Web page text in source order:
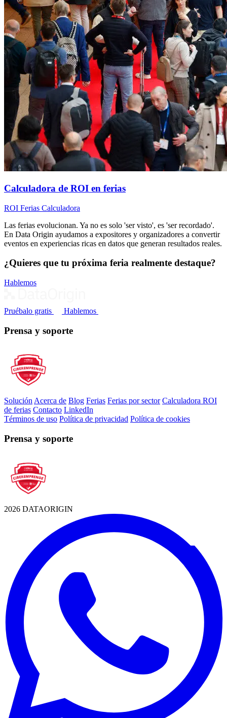
Calculadora de ROI en ferias
ROI Ferias Calculadora
Las ferias evolucionan. Ya no es solo 'ser visto', es 'ser recordado'.
En Data Origin ayudamos a expositores y organizadores a convertir
eventos en experiencias ricas en datos que generan resultados reales.
¿Quieres que tu próxima feria realmente destaque?
Hablemos
Pruébalo gratis Hablemos
Prensa y soporte
Solución Acerca de Blog Ferias Ferias por sector Calculadora ROI
de ferias Contacto LinkedIn
Términos de uso Política de privacidad Política de cookies
Prensa y soporte
2026 DATAORIGIN